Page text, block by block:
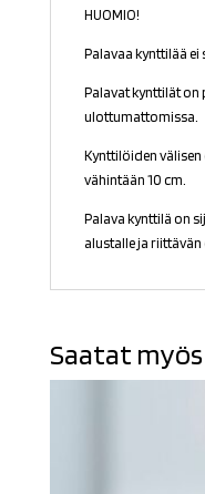
HUOMIO!
Palavaa kynttilää ei
Palavat kynttilät on
ulottumattomissa.
Kynttilöiden
vähintään 10 cm.
Palava kynttilä on
alustalle ja riittävän
Saatat